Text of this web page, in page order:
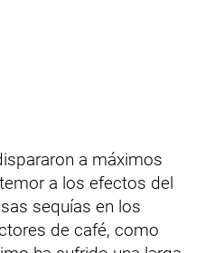
a máximos
a los efectos del
sequías en los
de café, como